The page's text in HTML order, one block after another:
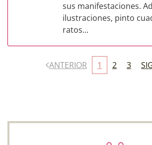
sus manifestaciones.
ilustraciones, pinto
ratos...
ANTERIOR 1 2 3